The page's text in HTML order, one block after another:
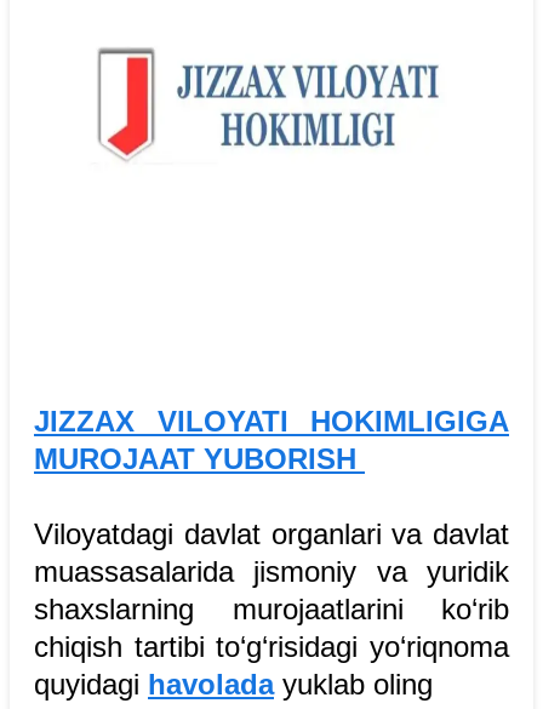
JIZZAX VILOYATI HOKIMLIGIGA
MUROJAAT YUBORISH
Viloyatdagi davlat organlari va davlat
muassasalarida jismoniy va yuridik
shaxslarning murojaatlarini ko‘rib
chiqish tartibi to‘g‘risidagi yo‘riqnoma
quyidagi havoladayuklab oling